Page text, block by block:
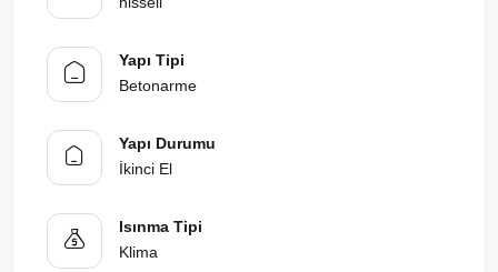
Yapı Tipi
Betonarme
Yapı Durumu
İkinci El
Isınma Tipi
Klima